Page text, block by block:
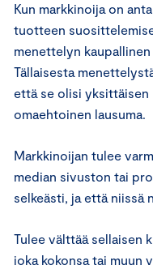
Kun markkinoija on
tuotteen
menettelyn
Tällaisesta
että se olisi yksittäisen
omaehtoinen lausuma.
Markkinoijan tulee
median sivuston tai
selkeästi, ja että niissä
Tulee välttää sellaisen
joka kokonsa tai muun